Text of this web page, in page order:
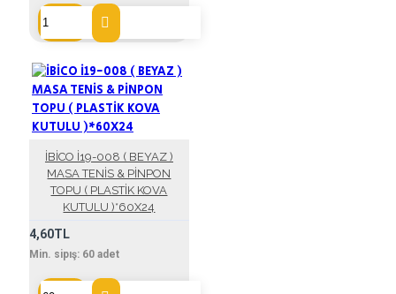
İBİCO İ19-008 ( BEYAZ )
MASA TENİS & PİNPON
TOPU ( PLASTİK KOVA
KUTULU )*60X24
4,60TL
Min. sipış: 60 adet